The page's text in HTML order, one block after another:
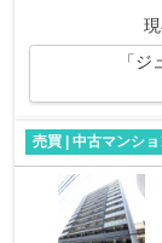
「
売買 | 中古マンシ